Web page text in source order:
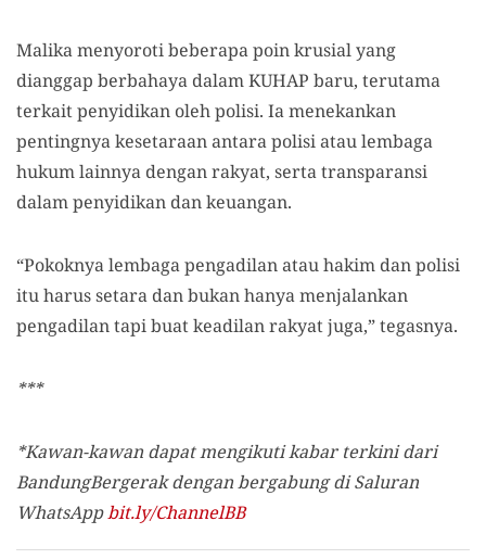
Malika menyoroti beberapa poin krusial yang
dianggap berbahaya dalam KUHAP baru, terutama
terkait penyidikan oleh polisi. Ia menekankan
pentingnya kesetaraan antara polisi atau lembaga
hukum lainnya dengan rakyat, serta transparansi
dalam penyidikan dan keuangan.
“Pokoknya lembaga pengadilan atau hakim dan polisi
itu harus setara dan bukan hanya menjalankan
pengadilan tapi buat keadilan rakyat juga,” tegasnya.
***
*Kawan-kawan dapat mengikuti kabar terkini dari
BandungBergerak dengan bergabung di Saluran
WhatsAppbit.ly/ChannelBB